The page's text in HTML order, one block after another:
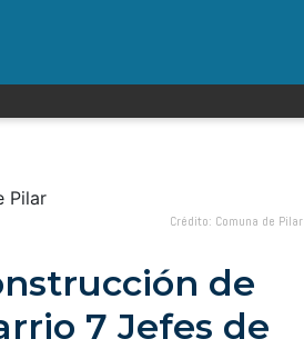
Crédito: Comuna de Pilar
de
7 Jefes de